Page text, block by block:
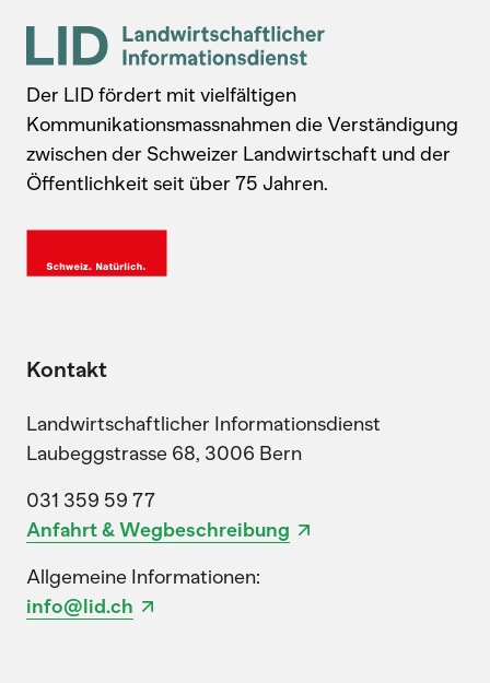
Der LID fördert mit vielfältigen
Kommunikationsmassnahmen die Verständigung
zwischen der Schweizer Landwirtschaft und der
Öffentlichkeit seit über 75 Jahren.
Kontakt
Landwirtschaftlicher Informationsdienst
Laubeggstrasse 68, 3006 Bern
031 359 59 77
Anfahrt & Wegbeschreibung
Allgemeine Informationen:
info@lid.ch